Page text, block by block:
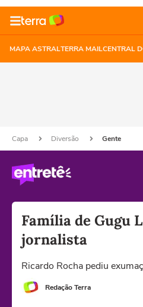
MAPA ASTRALTERRA MAILCENTRAL
Capa Diversão Gente
Família de Gugu
jornalista
Ricardo Rocha pediu
Redação Terra